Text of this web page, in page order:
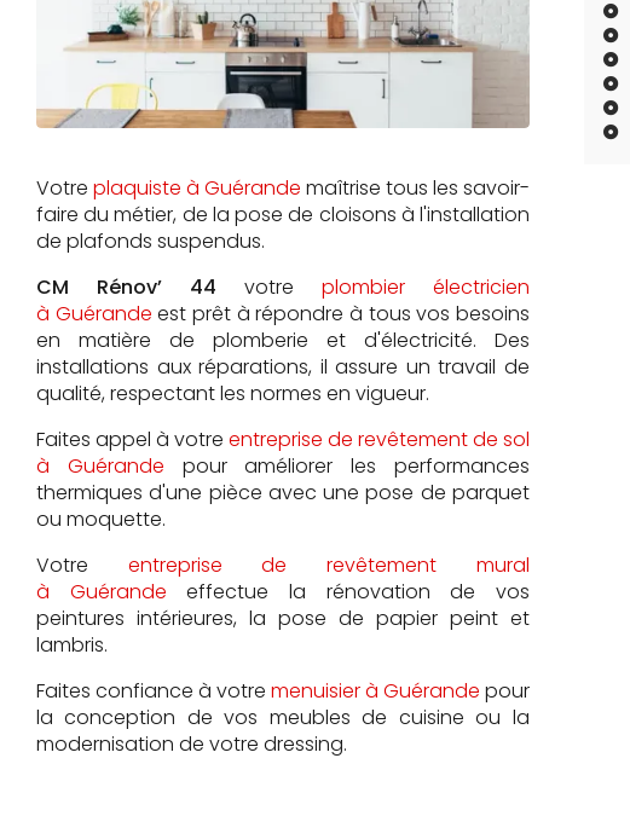
Votre plaquiste à Guérande maîtrise tous les savoir-
faire du métier, de la pose de cloisons à l'installation
de plafonds suspendus.
CM Rénov’ 44 votre plombier électricien
à Guérande est prêt à répondre à tous vos besoins
en matière de plomberie et d'électricité. Des
installations aux réparations, il assure un travail de
qualité, respectant les normes en vigueur.
Faites appel à votre entreprise de revêtement de sol
à Guérande pour améliorer les performances
thermiques d'une pièce avec une pose de parquet
ou moquette.
Votre entreprise de revêtement mural
à Guérande effectue la rénovation de vos
peintures intérieures, la pose de papier peint et
lambris.
Faites confiance à votre menuisier à Guérande pour
la conception de vos meubles de cuisine ou la
modernisation de votre dressing.